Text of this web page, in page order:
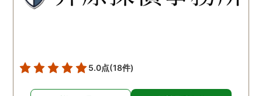
の度はありがとうございま
5.0点(18件)